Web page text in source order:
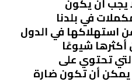
يجب أن يكون
في بلدنا
استهلاكها في الدول
أكثرها شيوعًا
تحتوي على
يمكن أن تكون ضارة